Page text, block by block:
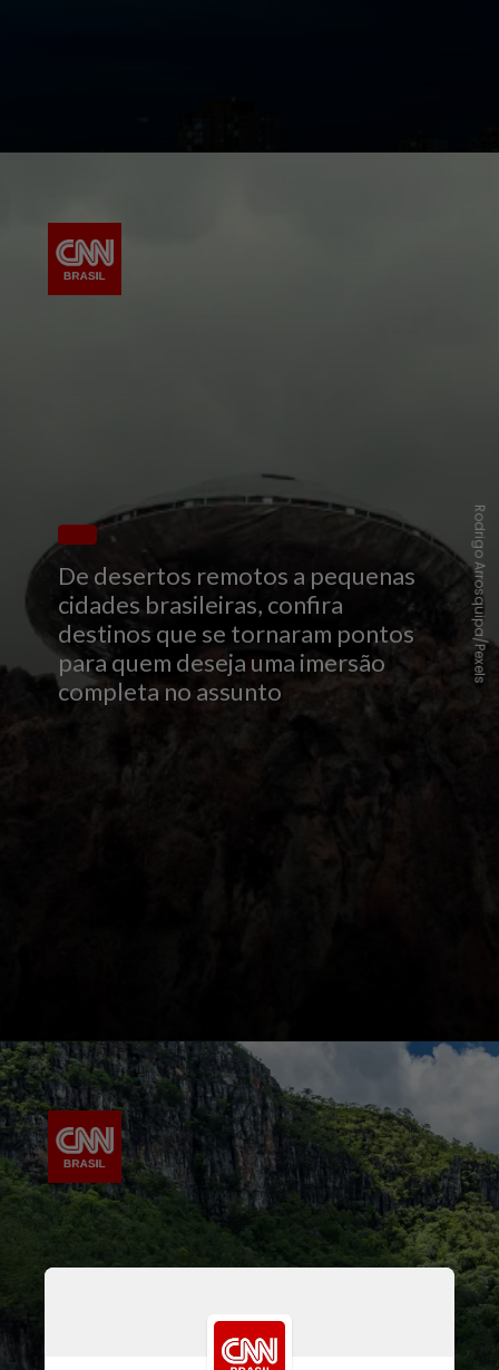
De desertos remotos a pequenas
cidades brasileiras, confira
destinos que se tornaram pontos
para quem deseja uma imersão
completa no assunto
Rodrigo Arrosquipa/Pexels